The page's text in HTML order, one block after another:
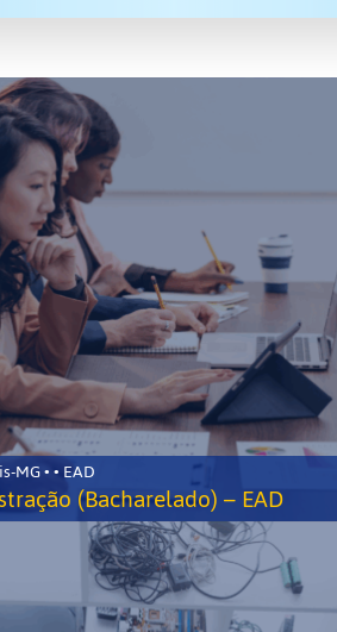
Divinópolis-MG • • EAD
(Bacharelado) – EAD